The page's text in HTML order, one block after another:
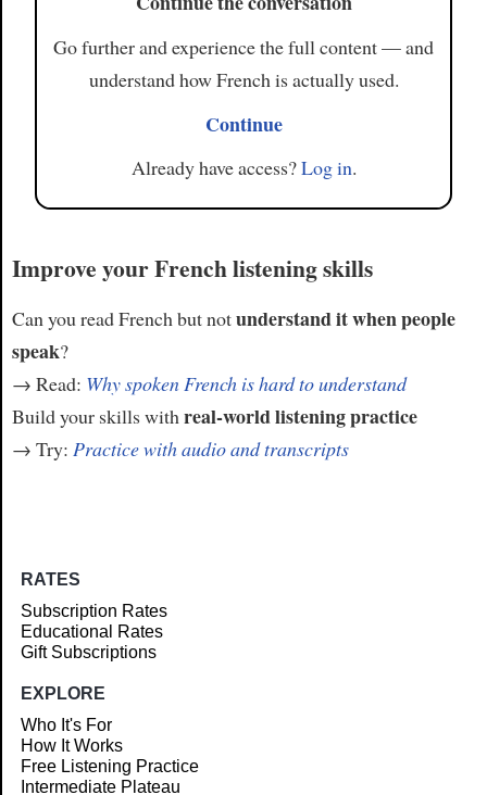
Go further and experience the full content — and
understand how French is actually used.
Continue
Already have access?Log in.
Improve your French listening skills
Can you read French but notunderstand it when people
speak?
→ Read: Why spoken French is hard to understand
Build your skills with real-world listening practice
→ Try: Practice with audio and transcripts
RATES
Subscription Rates
Educational Rates
Gift Subscriptions
EXPLORE
Who It's For
How It Works
Free Listening Practice
Intermediate Plateau